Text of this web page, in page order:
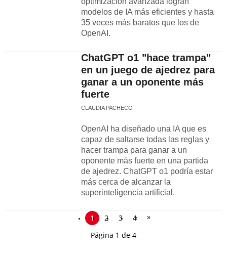
modelos de IA más eficientes y hasta
35 veces más baratos que los de
OpenAI.
ChatGPT o1 "hace trampa"
en un juego de ajedrez para
ganar a un oponente más
fuerte
CLAUDIA PACHECO
OpenAI ha diseñado una IA que es
capaz de saltarse todas las reglas y
hacer trampa para ganar a un
oponente más fuerte en una partida
de ajedrez. ChatGPT o1 podría estar
más cerca de alcanzar la
superinteligencia artificial.
1 2 3 4
»
Página 1 de 4